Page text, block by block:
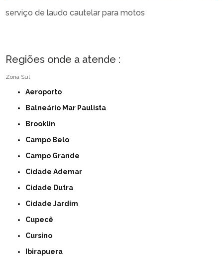
serviço de laudo cautelar para motos
Regiões onde a atende :
Zona Sul
Aeroporto
Balneário Mar Paulista
Brooklin
Campo Belo
Campo Grande
Cidade Ademar
Cidade Dutra
Cidade Jardim
Cupecê
Cursino
Ibirapuera